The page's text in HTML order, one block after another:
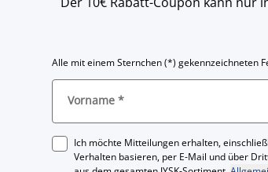
Alle mit einem Sternchen (*) gekennzeichneten
Vorname *
Ich möchte Mitteilungen erhalten,
Verhalten basieren, per E-Mail und über